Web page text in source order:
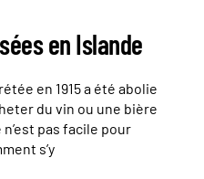
en Islande
en 1915 a été abolie
du vin ou une bière
pas facile pour
s’y